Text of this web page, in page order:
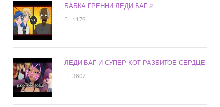
БАБКА ГРЕННИ ЛЕДИ БАГ 2
1179
ЛЕДИ БАГ И СУПЕР КОТ РАЗБИТОЕ СЕРДЦЕ
3607